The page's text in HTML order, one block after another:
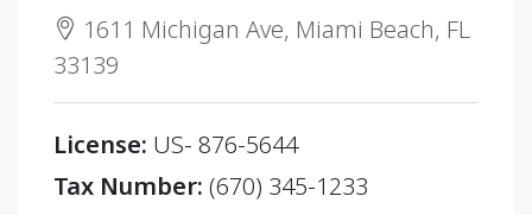
1611 Michigan Ave, Miami Beach, FL
33139
License: US- 876-5644
Tax Number: (670) 345-1233